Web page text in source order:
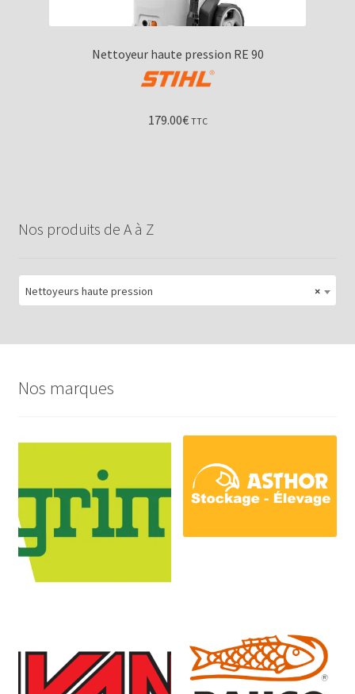
Nettoyeur haute pression RE 90
179.00€ TTC
Nos produits de A à Z
×
Nettoyeurs haute pression
Nos marques